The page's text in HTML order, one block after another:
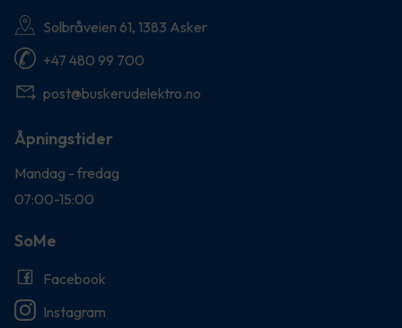
Solbråveien 61, 1383 Asker
+47 480 99 700
post@buskerudelektro.no
Åpningstider
Mandag - fredag
07:00-15:00
SoMe
Facebook
Instagram